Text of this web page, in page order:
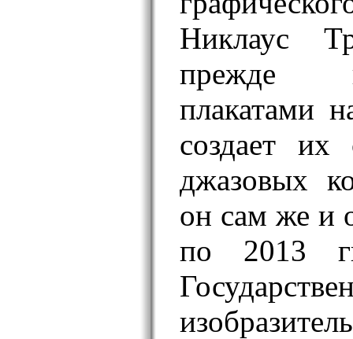
Никлаус
прежде
плакатами
создает
джазовых
он сам же и
по 2013